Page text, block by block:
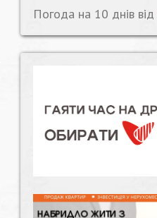
Погода на 10 днів від